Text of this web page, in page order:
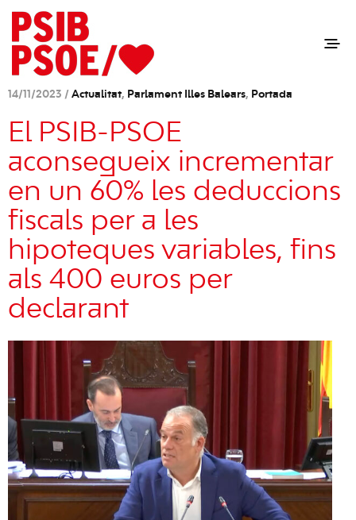
14/11/2023 / Actualitat, Parlament Illes Balears, Portada
El PSIB-PSOE
aconsegueix incrementar
en un 60% les deduccions
fiscals per a les
hipoteques variables, fins
als 400 euros per
declarant